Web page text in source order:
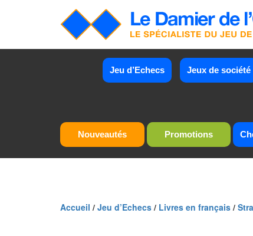
Jeu d’Echecs Jeux de société
Nouveautés Promotions
Accueil / Jeu d’Echecs / Livres en français /